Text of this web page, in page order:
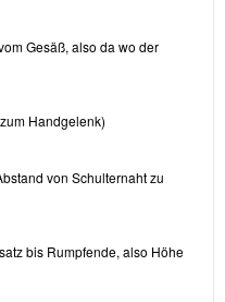
Gesäß, also da wo der
Handgelenk)
von Schulternaht zu
bis Rumpfende, also Höhe